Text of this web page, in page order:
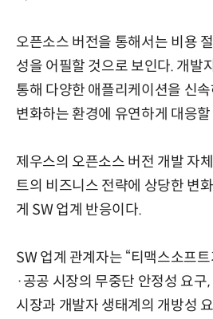
오픈소스 버전을 통해서는 비용
성을 어필할 것으로 보인다. 개발
통해 다양한 애플리케이션을 신
변화하는 환경에 유연하게 대응
제우스의 오픈소스 버전 개발 자
트의 비즈니스 전략에 상당한 변
게 SW 업계 반응이다.
SW 업계 관계자는 “티맥스소프
·공공 시장의 무중단 안정성 요구
시장과 개발자 생태계의 개방성